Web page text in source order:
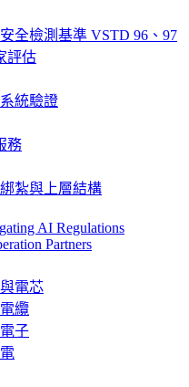
全檢測基準 VSTD 96、97
評估
統驗證
務
紮與上層結構
AI Regulations
Partners
電芯
纜
子